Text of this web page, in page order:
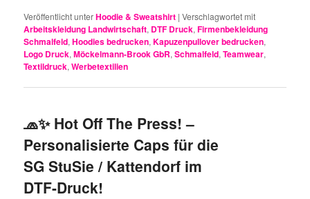
Veröffentlicht unterHoodie & Sweatshirt |Verschlagwortet mit
Arbeitskleidung Landwirtschaft, DTF Druck,Firmenbekleidung
Schmalfeld,Hoodies bedrucken,Kapuzenpullover bedrucken,
Logo Druck,Möckelmann-Brook GbR,Schmalfeld,Teamwear,
Textildruck,Werbetextilien
🧢✨ Hot Off The Press! –
Personalisierte Caps für die
SG StuSie / Kattendorf im
DTF-Druck!